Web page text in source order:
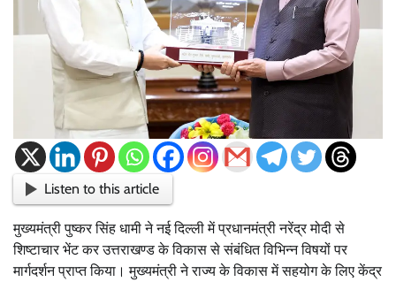
Listen to this article
मुख्यमंत्री पुष्कर सिंह धामी ने नई दिल्ली में प्रधानमंत्री नरेंद्र मोदी से
शिष्टाचार भेंट कर उत्तराखण्ड के विकास से संबंधित विभिन्न विषयों पर
मार्गदर्शन प्राप्त किया। मुख्यमंत्री ने राज्य के विकास में सहयोग के लिए केंद्र